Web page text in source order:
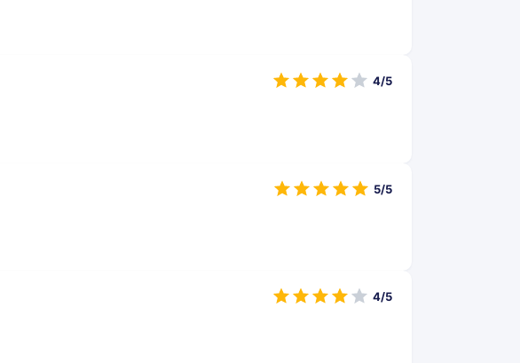
4/5
5/5
4/5